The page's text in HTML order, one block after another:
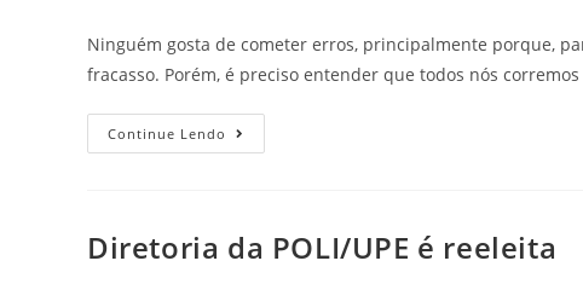
Ninguém gosta de cometer erros, principalmente porque,
fracasso. Porém, é preciso entender que todos nós
Continue Lendo
Diretoria da POLI/UPE é reeleita